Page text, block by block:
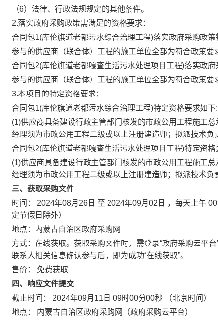
（6）法律、行政法规规定的其他条件。
2.落实政府采购政策需满足的资格要求：
合同包1(库伦旗道老都污水综合治理工程)落实政府采购政
参与的供应商（联合体）工程的施工单位全部为符合政策要
合同包2(库伦旗道老都嘎查生活污水处理项目工程)落实政
参与的供应商（联合体）工程的施工单位全部为符合政策要
3.本项目的特定资格要求：
合同包1(库伦旗道老都污水综合治理工程)特定资格要求如下:
(1)供应商具备建设行政主管部门核发的市政公用工程施工
经理须为市政公用工程二级或以上注册建造师；拟派技术
合同包2(库伦旗道老都嘎查生活污水处理项目工程)特定资格
(1)供应商具备建设行政主管部门核发的市政公用工程施工
经理须为市政公用工程二级或以上注册建造师；拟派技术
三、获取采购文件
时间：
2024年08月26日 至 2024年09月02日 ，每天上午
定节假日除外）
地点： 内蒙古自治区政府采购网
方式：在线获取。获取采购文件时，需登录“政府采购云
联系人相关信息确认参与后，即为成功“在线获取”。
售价：
免费获取
四、响应文件提交
截止时间：
2024年09月11日 09时00分00秒
（北京时间）
地点：
内蒙古自治区政府采购网（政府采购云平台）